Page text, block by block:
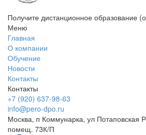
Получите дистанционное образование
Меню
Главная
О компании
Обучение
Новости
Контакты
Контакты
+7 (920) 637-98-63
info@pero-dpo.ru
Москва, п Коммунарка, ул Потаповская
помещ. 73К/П